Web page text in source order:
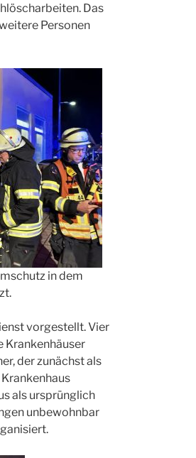
Das
Personen
in dem
vorgestellt. Vier
Krankenhäuser
der zunächst als
als ursprünglich
unbewohnbar